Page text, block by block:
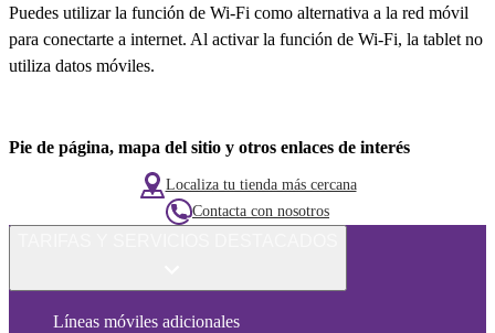
Puedes utilizar la función de Wi-Fi como alternativa a la red móvil
para conectarte a internet. Al activar la función de Wi-Fi, la tablet no
utiliza datos móviles.
Pie de página, mapa del sitio y otros enlaces de interés
Localiza tu tienda más cercana
Contacta con nosotros
Líneas móviles adicionales